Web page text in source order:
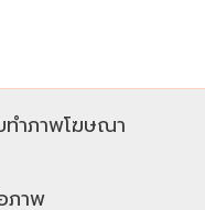
ทําภาพโฆษณา
ภาพ